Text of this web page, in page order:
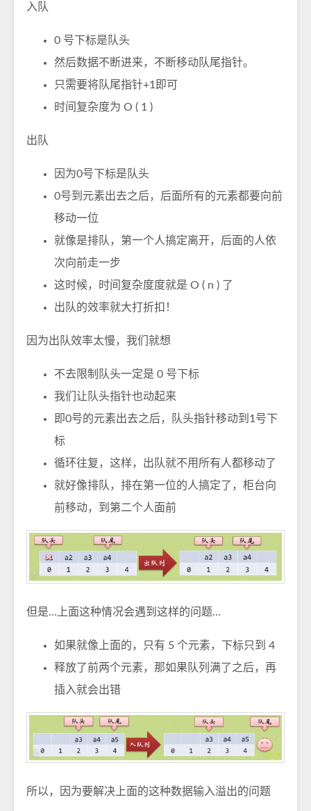
入队
0 号下标是队头
然后数据不断进来，不断移动队尾指针。
只需要将队尾指针+1即可
时间复杂度为 O ( 1 )
出队
因为0号下标是队头
0号到元素出去之后，后面所有的元素都要向前
移动一位
就像是排队，第一个人搞定离开，后面的人依
次向前走一步
这时候，时间复杂度度就是 O ( n ) 了
出队的效率就大打折扣！
因为出队效率太慢，我们就想
不去限制队头一定是 0 号下标
我们让队头指针也动起来
即0号的元素出去之后，队头指针移动到1号下
标
循环往复，这样，出队就不用所有人都移动了
就好像排队，排在第一位的人搞定了，柜台向
前移动，到第二个人面前
但是…上面这种情况会遇到这样的问题…
如果就像上面的，只有 5 个元素，下标只到 4
释放了前两个元素，那如果队列满了之后，再
插入就会出错
所以，因为要解决上面的这种数据输入溢出的问题